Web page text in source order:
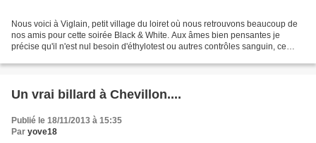
Nous voici à Viglain, petit village du loiret où nous retrouvons beaucoup de
nos amis pour cette soirée Black & White. Aux âmes bien pensantes je
précise qu'il n'est nul besoin d'éthylotest ou autres contrôles sanguin, ce
Un vrai billard à Chevillon....
Publié le 18/11/2013 à 15:35
Par yove18